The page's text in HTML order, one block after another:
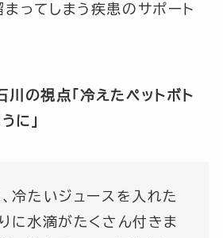
まってしまう疾患のサポート
川の視点「冷えたペットボト
に」
冷たいジュースを入れた
に水滴がたくさん付きま